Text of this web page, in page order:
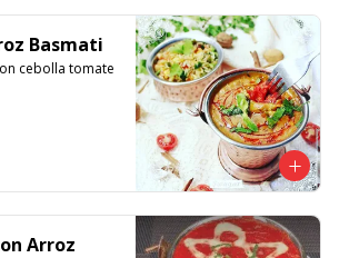
Basmati
cebolla tomate
Arroz